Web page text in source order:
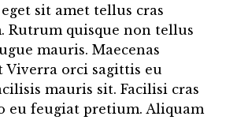
sit amet tellus cras
Rutrum quisque non tellus
mauris. Maecenas
orci sagittis eu
mauris sit. Facilisi cras
eu feugiat pretium. Aliquam